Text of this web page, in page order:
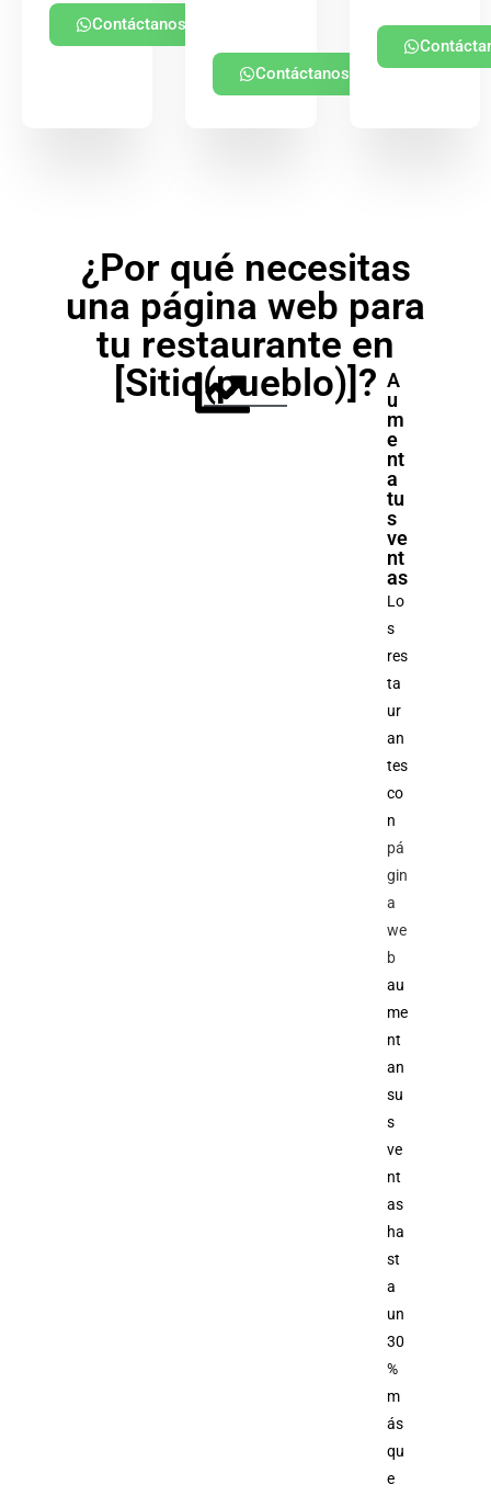
Contáctanos
Contáctanos
¿Por qué necesitas
una página web para
tu restaurante en
[Sitio(pueblo)]? A
u
m
e
nt
a
tu
s
ve
nt
as
Lo
s
res
ta
ur
an
tes
co
n
pá
gin
a
we
b
au
me
nt
an
su
s
ve
nt
as
ha
st
a
un
30
%
m
ás
qu
e